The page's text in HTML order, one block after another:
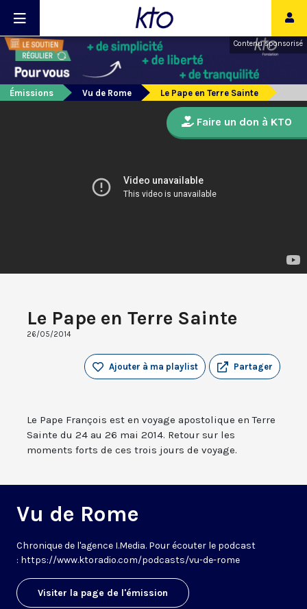
Contenu sponsorisé
Émissions Vu de Rome Le Pape en Terre Sainte
Le Pape en Terre Sainte
26/05/2014
Partager
Ajouter à ma playlist
Le Pape François est en voyage apostolique en Terre
Sainte du 24 au 26 mai 2014. Retour sur les
moments forts de ces trois jours de voyage.
Vu de Rome
Chronique de l'agence I.Media. Pour écouter le podcast
: https://www.ktoradio.com/podcasts/vu-de-rome
Visiter la page de l'émission
Faire un don à KTO